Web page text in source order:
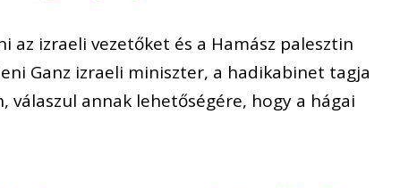
az izraeli vezetőket és a Hamász palesztin
Ganz izraeli miniszter, a hadikabinet tagja
annak lehetőségére, hogy a hágai